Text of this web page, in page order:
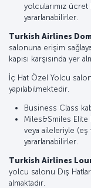
yolcularımız
yararlanabilirler.
Turkish Airlines
salonuna erişim
kapısı karşısında yer
İç Hat Özel Yolcu
yapılabilmektedir.
Business Class
Miles&Smiles Elite
veya aileleriyle
yararlanabilirler.
Turkish Airlines
yolcu salonu Dış Hatlar
almaktadır.